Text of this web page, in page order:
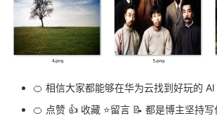
🍊 相信大家都能够在华为云找到好玩的 AI
🍊 点赞 👍 收藏 ⭐留言 📝 都是博主坚持